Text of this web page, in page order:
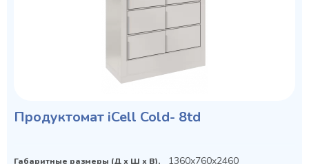
Продуктомат iCell Cold- 8td
Габаритные размеры (Д х Ш х В), 1360x760x2460